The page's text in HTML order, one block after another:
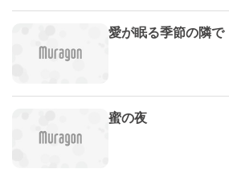
愛が眠る季節の隣で
蜜の夜